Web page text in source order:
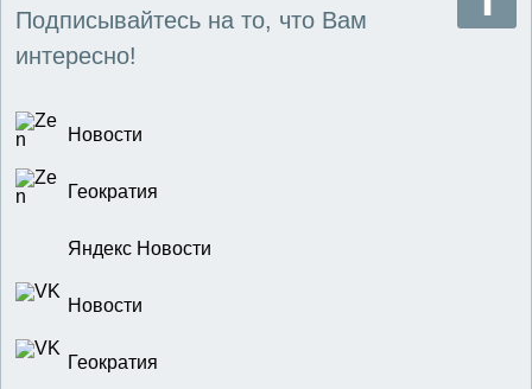
Подписывайтесь на то, что Вам
интересно!
Новости
Геократия
Яндекс Новости
Новости
Геократия